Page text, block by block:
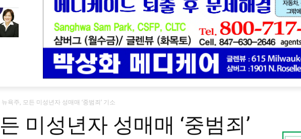
뉴욕주, 모든 미성년자 성매매 ‘중범죄’ 기소
미성년자 성매매 ‘중범죄’